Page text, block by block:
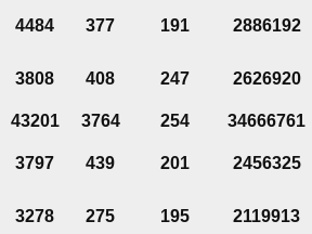
4484 377 191 2886192
3808 408 247 2626920
43201 3764 254
34666761
3797 439 201 2456325
3278 275 195 2119913